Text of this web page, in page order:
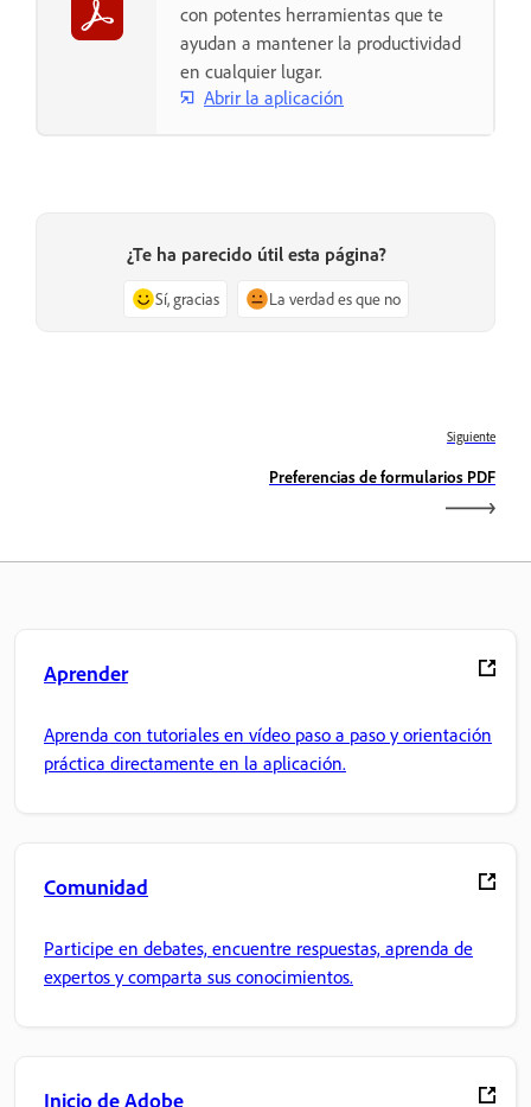
con potentes herramientas que te
ayudan a mantener la productividad
en cualquier lugar.
Abrir la aplicación
¿Te ha parecido útil esta página?
Sí, gracias La verdad es que no
Siguiente
Preferencias de formularios PDF
Aprender
Aprenda con tutoriales en vídeo paso a paso y orientación
práctica directamente en la aplicación.
Comunidad
Participe en debates, encuentre respuestas, aprenda de
expertos y comparta sus conocimientos.
Inicio de Adobe